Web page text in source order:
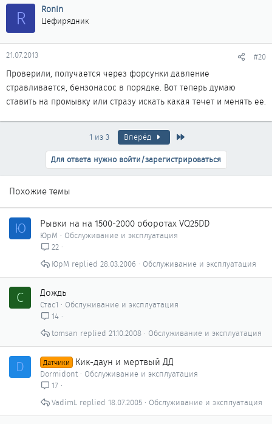
R Ronin
Цефирядник
21.07.2013 #20
Проверили, получается через форсунки давление
стравливается, бензонасос в порядке. Вот теперь думаю
ставить на промывку или стразу искать какая течет и менять ее.
1 из 3 Вперёд
Для ответа нужно войти/зарегистрироваться
Похожие темы
Ю Рывки на на 1500-2000 оборотах VQ25DD
ЮрМ
Обслуживание и эксплуатация
22
Обслуживание и эксплуатация
28.03.2006
ЮрМ
С Дождь
Стас1
Обслуживание и эксплуатация
14
Обслуживание и эксплуатация
21.10.2008
tomsan
D Датчики Кик-даун и мертвый ДД
Dormidont
Обслуживание и эксплуатация
17
Обслуживание и эксплуатация
18.07.2005
VadimL